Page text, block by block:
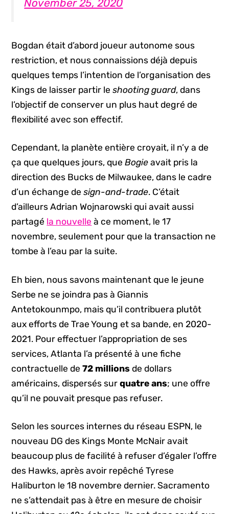
November 25, 2020
Bogdan était d’abord joueur autonome sous
restriction, et nous connaissions déjà depuis
quelques temps l’intention de l’organisation des
Kings de laisser partir leshooting guard, dans
l’objectif de conserver un plus haut degré de
flexibilité avec son effectif.
Cependant, la planète entière croyait, il n’y a de
ça que quelques jours, queBogie avait pris la
direction des Bucks de Milwaukee, dans le cadre
d’un échange design-and-trade. C’était
d’ailleurs Adrian Wojnarowski qui avait aussi
partagé la nouvelle à ce moment, le 17
novembre, seulement pour que la transaction ne
tombe à l’eau par la suite.
Eh bien, nous savons maintenant que le jeune
Serbe ne se joindra pas à Giannis
Antetokounmpo, mais qu’il contribuera plutôt
aux efforts de Trae Young et sa bande, en 2020-
2021. Pour effectuer l’appropriation de ses
services, Atlanta l’a présenté à une fiche
contractuelle de72 millions de dollars
américains, dispersés surquatre ans; une offre
qu’il ne pouvait presque pas refuser.
Selon les sources internes du réseau ESPN, le
nouveau DG des Kings Monte McNair avait
beaucoup plus de facilité à refuser d’égaler l’offre
des Hawks, après avoir repêché Tyrese
Haliburton le 18 novembre dernier. Sacramento
ne s’attendait pas à être en mesure de choisir